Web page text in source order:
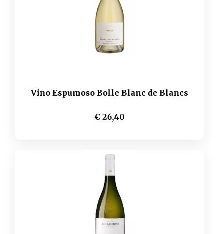
Vino Espumoso Bolle Blanc de Blancs
€ 26,40